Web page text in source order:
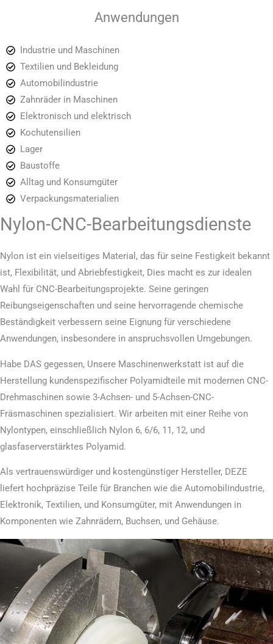
Anwendungen
Industrie und Maschinen
Textilien und Bekleidung
Automobilindustrie
Zahnräder in Maschinen
Elektronisch und elektrisch
Kochutensilien
Lager
Baustoffe
Alltag und Konsumgüter
Verpackungsmaterialien
Nylon-CNC-Bearbeitungsdienste
Nylon ist ein vielseitiges Material, das für seine Festigkeit bekannt
ist, Flexibilität, und Abriebfestigkeit, Dies macht es zur idealen
Wahl für CNC-Bearbeitungsprojekte. Seine geringen
Reibungseigenschaften und seine hervorragende chemische
Beständigkeit verbessern seine Eignung für verschiedene
Anwendungen, insbesondere in anspruchsvollen Umgebungen.
Habe DAS gegessen, Unsere Maschinenwerkstatt ist auf die
Herstellung kundenspezifischer Polyamidteile mit modernen CNC-
Drehmaschinen sowie 3-Achsen- und 5-Achsen-CNC-
Fräsmaschinen spezialisiert. Wir arbeiten mit einer Reihe von
Nylontypen, einschließlich Nylon 6, 6/6, 11, 12, und
glasfaserverstärktes Polyamid.
Als vertrauenswürdiger und kostengünstiger Hersteller, DEZE
liefert hochpräzise Teile für Branchen wie die Automobilindustrie,
Elektronik, Textilien, und Konsumgüter, mit Anwendungen in
Komponenten wie Zahnrädern, Buchsen, und Gehäuse.